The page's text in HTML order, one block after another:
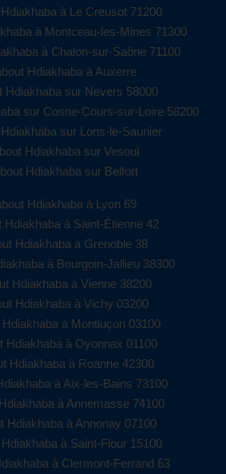
à Le Creusot 71200
à Montceau-les-Mines 71300
à Chalon-sur-Saône 71100
Hdiakhaba à Auxerre
Hdiakhaba sur Nevers 58000
sur Cosne-Cours-sur-Loire 58200
sur Lons-le-Saunier
Hdiakhaba sur Vesoul
Hdiakhaba sur Belfort
Hdiakhaba à Lyon 69
Hdiakhaba à Saint-Étienne 42
Hdiakhaba à Grenoble 38
à Bourgoin-Jallieu 38300
Hdiakhaba à Vienne 38200
Hdiakhaba à Vichy 03200
à Montluçon 03100
Hdiakhaba à Oyonnax 01100
Hdiakhaba à Roanne 42300
à Aix-les-Bains 73100
à Annemasse 74100
Hdiakhaba à Annonay 07100
à Saint-Flour 15100
à Clermont-Ferrand 63